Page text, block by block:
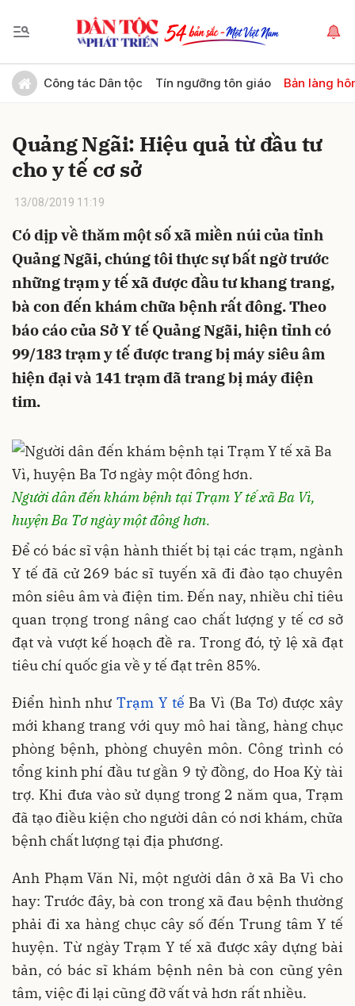
Công tác Dân tộc Tín ngưỡng tôn giáo Bản làng
Quảng Ngãi: Hiệu quả từ đầu tư
cho y tế cơ sở
13/08/2019 11:19
Có dịp về thăm một số xã miền núi của tỉnh
Quảng Ngãi, chúng tôi thực sự bất ngờ trước
những trạm y tế xã được đầu tư khang trang,
bà con đến khám chữa bệnh rất đông. Theo
báo cáo của Sở Y tế Quảng Ngãi, hiện tỉnh có
99/183 trạm y tế được trang bị máy siêu âm
hiện đại và 141 trạm đã trang bị máy điện
tim.
Người dân đến khám bệnh tại Trạm Y tế xã Ba Vì,
huyện Ba Tơ ngày một đông hơn.
Để có bác sĩ vận hành thiết bị tại các trạm, ngành
Y tế đã cử 269 bác sĩ tuyến xã đi đào tạo chuyên
môn siêu âm và điện tim. Đến nay, nhiều chỉ tiêu
quan trọng trong nâng cao chất lượng y tế cơ sở
đạt và vượt kế hoạch đề ra. Trong đó, tỷ lệ xã đạt
tiêu chí quốc gia về y tế đạt trên 85%.
Điển hình như Trạm Y tế Ba Vì (Ba Tơ) được xây
mới khang trang với quy mô hai tầng, hàng chục
phòng bệnh, phòng chuyên môn. Công trình có
tổng kinh phí đầu tư gần 9 tỷ đồng, do Hoa Kỳ tài
trợ. Khi đưa vào sử dụng trong 2 năm qua, Trạm
đã tạo điều kiện cho người dân có nơi khám, chữa
bệnh chất lượng tại địa phương.
Anh Phạm Văn Nỉ, một người dân ở xã Ba Vì cho
hay: Trước đây, bà con trong xã đau bệnh thường
phải đi xa hàng chục cây số đến Trung tâm Y tế
huyện. Từ ngày Trạm Y tế xã được xây dựng bài
bản, có bác sĩ khám bệnh nên bà con cũng yên
tâm, việc đi lại cũng đỡ vất vả hơn rất nhiều.
Gửi bình luận
Hủy Gửi